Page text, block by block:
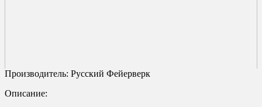
Производитель: Русский Фейерверк
Описание: